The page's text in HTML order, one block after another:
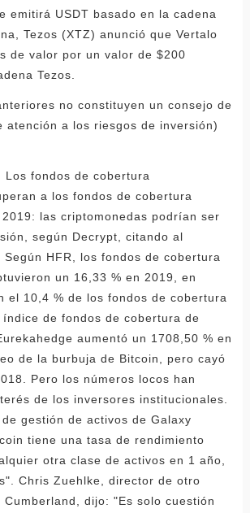
emitirá USDT basado en la cadena
Tezos (XTZ) anunció que Vertalo
de valor por un valor de $200
Tezos.
no constituyen un consejo de
atención a los riesgos de inversión)
Los fondos de cobertura
a los fondos de cobertura
las criptomonedas podrían ser
según Decrypt, citando al
Según HFR, los fondos de cobertura
un 16,33 % en 2019, en
el 10,4 % de los fondos de cobertura
de fondos de cobertura de
aumentó un 1708,50 % en
de la burbuja de Bitcoin, pero cayó
Pero los números locos han
de los inversores institucionales.
gestión de activos de Galaxy
tiene una tasa de rendimiento
otra clase de activos en 1 año,
Chris Zuehlke, director de otro
dijo: "Es solo cuestión